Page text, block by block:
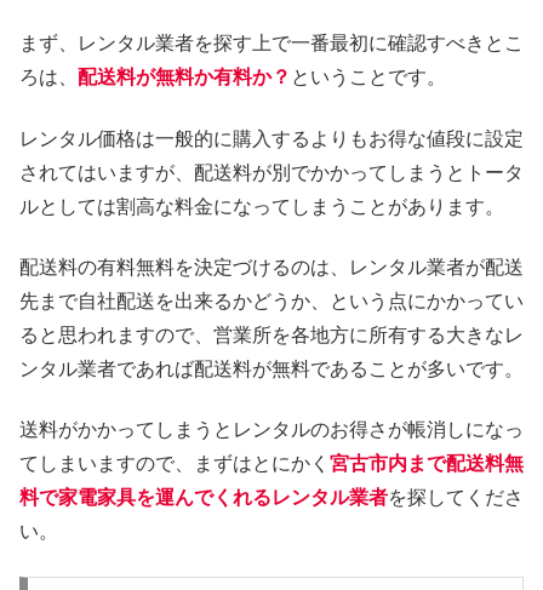
まず、レンタル業者を探す上で一番最初に確認すべきとこ
ろは、 配送料が無料か有料か？ ということです。
レンタル価格は一般的に購入するよりもお得な値段に設定
されてはいますが、配送料が別でかかってしまうとトータ
ルとしては割高な料金になってしまうことがあります。
配送料の有料無料を決定づけるのは、レンタル業者が配送
先まで自社配送を出来るかどうか、という点にかかってい
ると思われますので、営業所を各地方に所有する大きなレ
ンタル業者であれば配送料が無料であることが多いです。
送料がかかってしまうとレンタルのお得さが帳消しになっ
てしまいますので、まずはとにかく 宮古市内まで配送料無
料で家電家具を運んでくれるレンタル業者を探してくださ
い。